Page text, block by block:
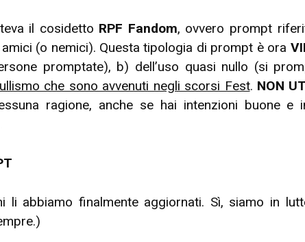
il cosidetto RPF Fandom, ovvero prompt
(o nemici). Questa tipologia di prompt è ora
promptate), b) dell’uso quasi nullo (si
che sono avvenuti negli scorsi Fest. NON
ragione, anche se hai intenzioni buone e
li abbiamo finalmente aggiornati. Sì, siamo in